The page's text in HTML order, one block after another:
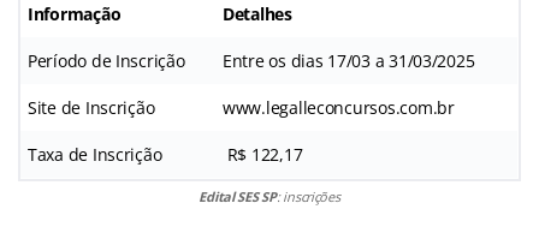
Informação Detalhes
Período de Inscrição Entre os dias 17/03 a 31/03/2025
Site de Inscrição www.legalleconcursos.com.br
Taxa de Inscrição R$ 122,17
Edital SES SP: inscrições